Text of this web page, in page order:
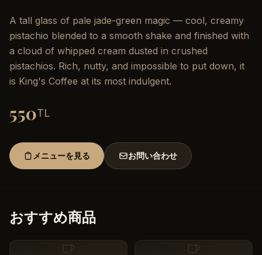
A tall glass of pale jade-green magic — cool, creamy
pistachio blended to a smooth shake and finished with
a cloud of whipped cream dusted in crushed
pistachios. Rich, nutty, and impossible to put down, it
is King's Coffee at its most indulgent.
550TL
メニューを見る お問い合わせ
おすすめ商品